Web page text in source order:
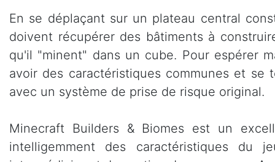
En se déplaçant sur un plateau central
doivent récupérer des bâtiments à
qu'il "minent" dans un cube. Pour espérer
avoir des caractéristiques communes et se
avec un système de prise de risque original.
Minecraft Builders & Biomes est un
intelligemment des caractéristiques du